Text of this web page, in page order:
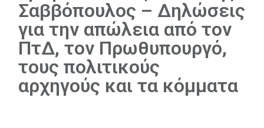
Σαββόπουλος – Δηλώσεις
για την απώλεια από τον
ΠτΔ, τον Πρωθυπουργό,
τους πολιτικούς
αρχηγούς και τα κόμματα